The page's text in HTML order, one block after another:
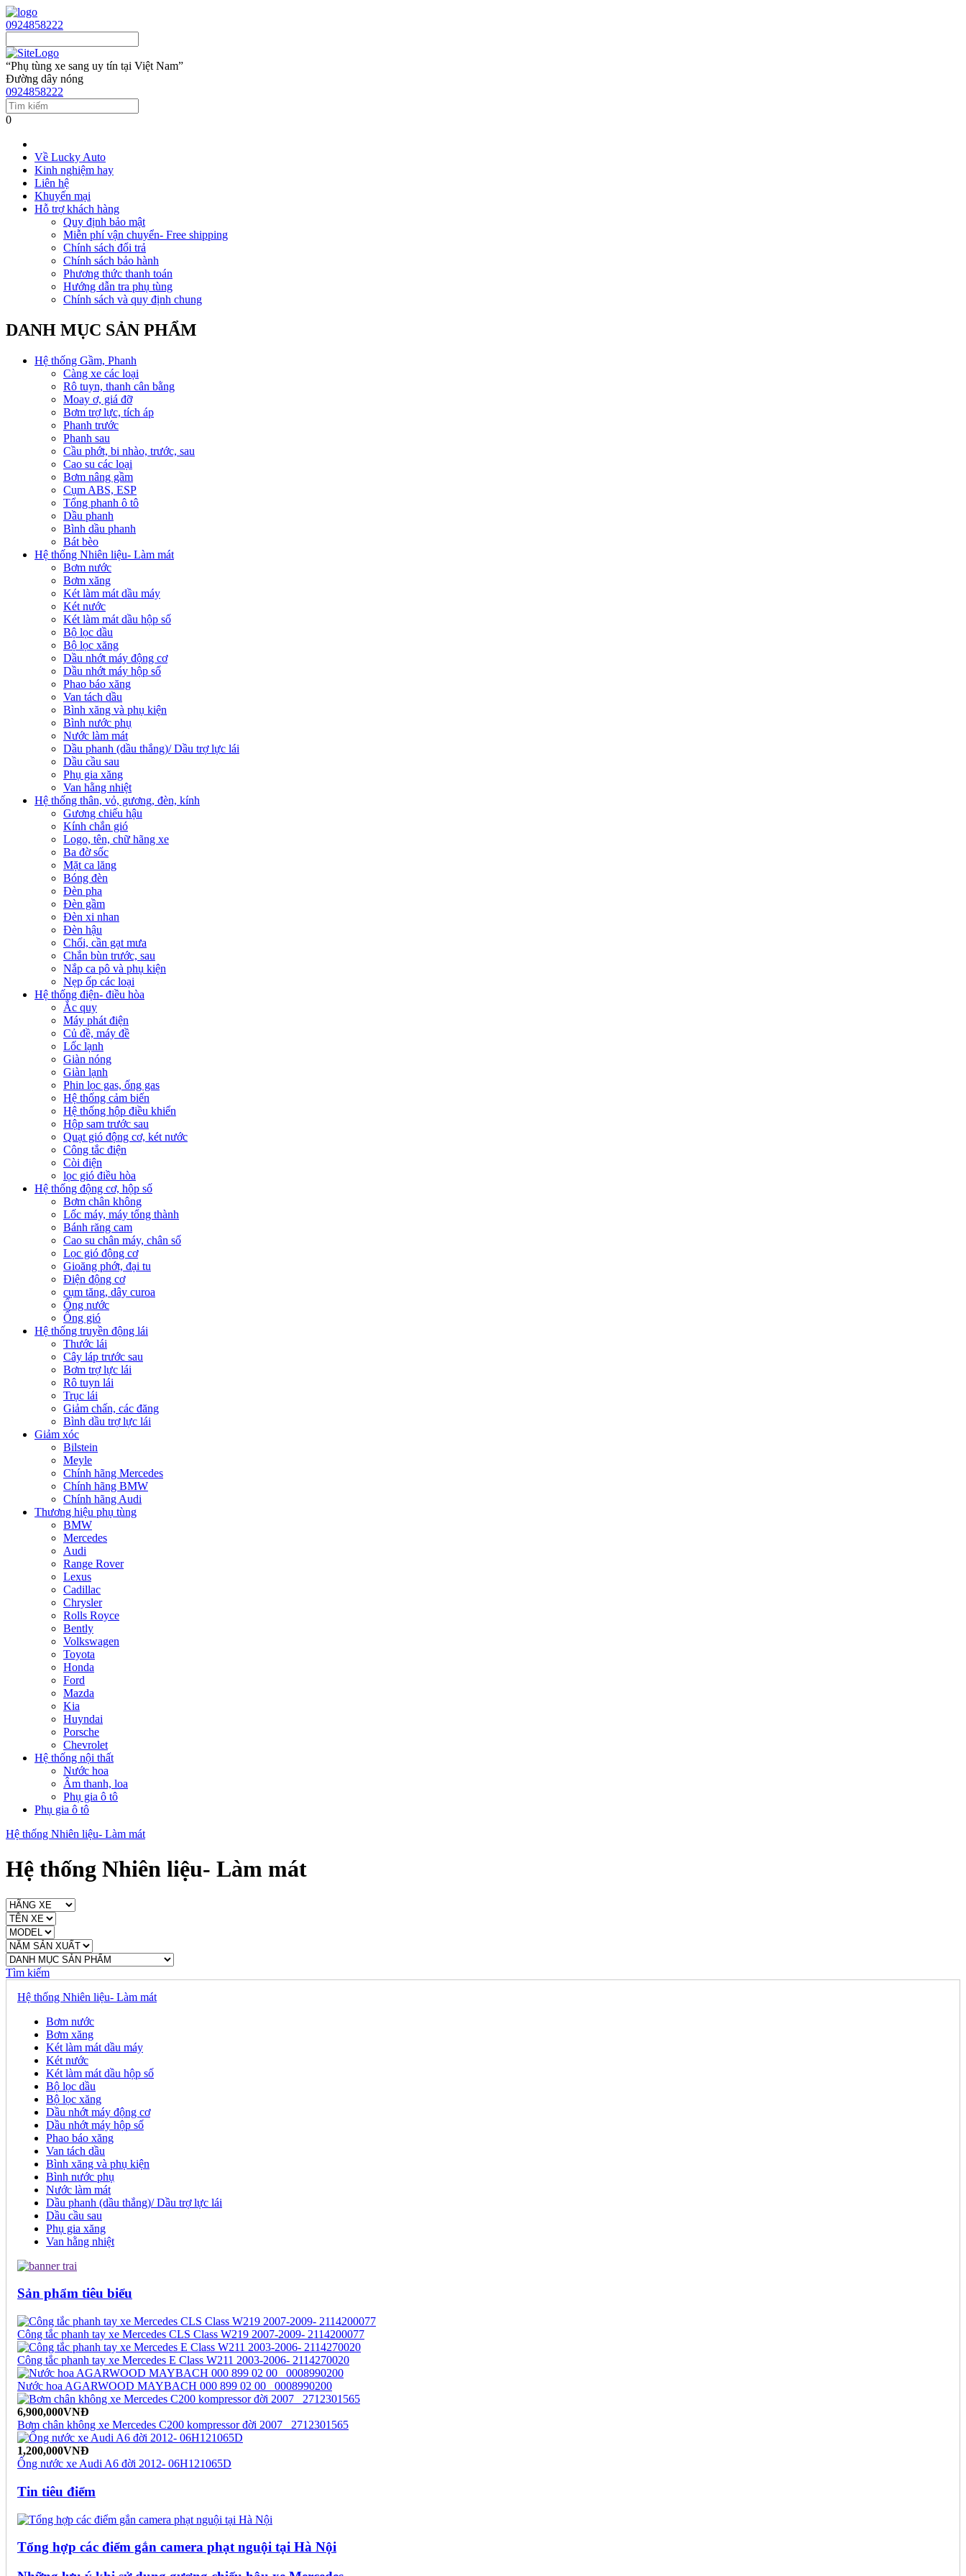
0924858222
“Phụ tùng xe sang uy tín tại Việt Nam”
Đường dây nóng
0924858222
0
Về Lucky Auto
Kinh nghiệm hay
Liên hệ
Khuyến mại
Hỗ trợ khách hàng
Quy định bảo mật
Miễn phí vận chuyển- Free shipping
Chính sách đổi trả
Chính sách bảo hành
Phương thức thanh toán
Hướng dẫn tra phụ tùng
Chính sách và quy định chung
DANH MỤC SẢN PHẨM
Hệ thống Gầm, Phanh
Càng xe các loại
Rô tuyn, thanh cân bằng
Moay ơ, giá đỡ
Bơm trợ lực, tích áp
Phanh trước
Phanh sau
Cầu phớt, bi nhào, trước, sau
Cao su các loại
Bơm nâng gầm
Cụm ABS, ESP
Tổng phanh ô tô
Dầu phanh
Bình dầu phanh
Bát bèo
Hệ thống Nhiên liệu- Làm mát
Bơm nước
Bơm xăng
Két làm mát dầu máy
Két nước
Két làm mát dầu hộp số
Bộ lọc dầu
Bộ lọc xăng
Dầu nhớt máy động cơ
Dầu nhớt máy hộp số
Phao báo xăng
Van tách dầu
Bình xăng và phụ kiện
Bình nước phụ
Nước làm mát
Dầu phanh (dầu thắng)/ Dầu trợ lực lái
Dầu cầu sau
Phụ gia xăng
Van hằng nhiệt
Hệ thống thân, vỏ, gương, đèn, kính
Gương chiếu hậu
Kính chắn gió
Logo, tên, chữ hãng xe
Ba đờ sốc
Mặt ca lăng
Bóng đèn
Đèn pha
Đèn gầm
Đèn xi nhan
Đèn hậu
Chổi, cần gạt mưa
Chắn bùn trước, sau
Nắp ca pô và phụ kiện
Nẹp ốp các loại
Hệ thống điện- điều hòa
Ắc quy
Máy phát điện
Củ đề, máy đề
Lốc lạnh
Giàn nóng
Giàn lạnh
Phin lọc gas, ống gas
Hệ thống cảm biến
Hệ thống hộp điều khiển
Hộp sam trước sau
Quạt gió động cơ, két nước
Công tắc điện
Còi điện
lọc gió điều hòa
Hệ thống động cơ, hộp số
Bơm chân không
Lốc máy, máy tổng thành
Bánh răng cam
Cao su chân máy, chân số
Lọc gió động cơ
Gioăng phớt, đại tu
Điện động cơ
cụm tăng, dây curoa
Ống nước
Ống gió
Hệ thống truyền động lái
Thước lái
Cây láp trước sau
Bơm trợ lực lái
Rô tuyn lái
Trục lái
Giảm chấn, các đăng
Bình dầu trợ lực lái
Giảm xóc
Bilstein
Meyle
Chính hãng Mercedes
Chính hãng BMW
Chính hãng Audi
Thương hiệu phụ tùng
BMW
Mercedes
Audi
Range Rover
Lexus
Cadillac
Chrysler
Rolls Royce
Bently
Volkswagen
Toyota
Honda
Ford
Mazda
Kia
Huyndai
Porsche
Chevrolet
Hệ thống nội thất
Nước hoa
Âm thanh, loa
Phụ gia ô tô
Phụ gia ô tô
Hệ thống Nhiên liệu- Làm mát
Hệ thống Nhiên liệu- Làm mát
Tìm kiếm
Hệ thống Nhiên liệu- Làm mát
Bơm nước
Bơm xăng
Két làm mát dầu máy
Két nước
Két làm mát dầu hộp số
Bộ lọc dầu
Bộ lọc xăng
Dầu nhớt máy động cơ
Dầu nhớt máy hộp số
Phao báo xăng
Van tách dầu
Bình xăng và phụ kiện
Bình nước phụ
Nước làm mát
Dầu phanh (dầu thắng)/ Dầu trợ lực lái
Dầu cầu sau
Phụ gia xăng
Van hằng nhiệt
Sản phẩm tiêu biểu
Công tắc phanh tay xe Mercedes CLS Class W219 2007-2009- 2114200077
Công tắc phanh tay xe Mercedes E Class W211 2003-2006- 2114270020
Nước hoa AGARWOOD MAYBACH 000 899 02 00_ 0008990200
6,900,000VNĐ
Bơm chân không xe Mercedes C200 kompressor đời 2007_ 2712301565
1,200,000VNĐ
Ống nước xe Audi A6 đời 2012- 06H121065D
Tin tiêu điểm
Tổng hợp các điểm gắn camera phạt nguội tại Hà Nội